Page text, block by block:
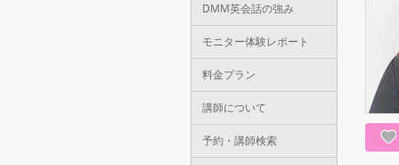
DMM英会話の強み
モニター体験レポート
料金プラン
講師について
予約・講師検索